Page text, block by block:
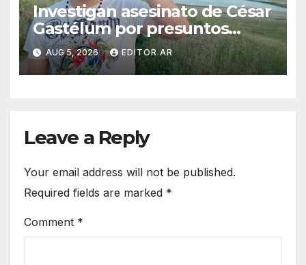
Investigan asesinato de César
Gastélum por presuntos
vínculos con el crimen
organizado
AUG 5, 2026 EDITOR AR
Leave a Reply
Your email address will not be published.
Required fields are marked *
Comment *